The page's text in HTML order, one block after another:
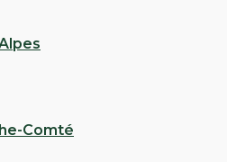
PHARMACIE
Comté